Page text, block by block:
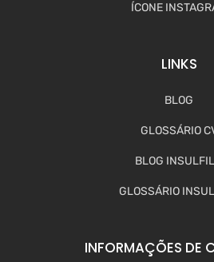
ÍCONE
LINKS
BLOG
GLOSSÁRIO
BLOG
GLOSSÁRIO
INFORMAÇÕES DE